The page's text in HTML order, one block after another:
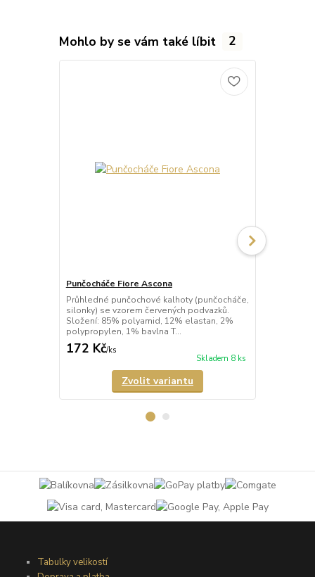
Mohlo by se vám také líbit 2
Punčocháče Fiore Ascona
Průhledné punčochové kalhoty (punčocháče,
silonky) se vzorem červených podvazků.
Složení: 85% polyamid, 12% elastan, 2%
polypropylen, 1% bavlna T...
172 Kč/ks
Skladem 8 ks
Zvolit variantu
Tabulky velikostí